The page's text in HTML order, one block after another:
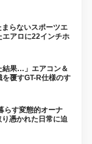
らないスポーツエ
エアロに22インチホ
結果…」エアコン＆
覆すGT-R仕様のす
らす変態的オーナ
憑かれた日常に迫